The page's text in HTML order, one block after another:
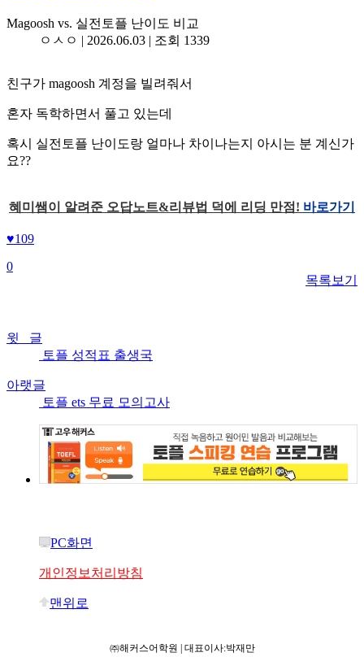
Magoosh vs. 실전토플 난이도 비교
ㅇㅅㅇ | 2026.06.03 | 조회 1339
친구가 magoosh 계정을 빌려줘서
혼자 독학하면서 풀고 있는데
혹시 실전토플 난이도랑 얼마나 차이나는지 아시는 분 계신가
요??
혜미쌤이 알려준 오답노트&리뷰법 덕에 리딩 만점! 바로가기
♥109
목록보기
0
윗 글
토플 성적표 출생국
아랫글
토플 ets 무료 모의고사
PC화면
개인정보처리방침
맨위로
㈜해커스어학원 | 대표이사:박재만